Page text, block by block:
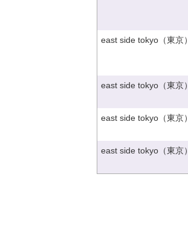
east side tokyo（東京）
east side tokyo（東京）
east side tokyo（東京）
east side tokyo（東京）